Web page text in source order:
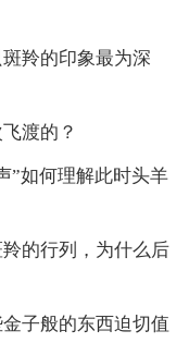
羚的印象最为深
渡的？
如何理解此时头羊
的行列，为什么后
子般的东西迫切值